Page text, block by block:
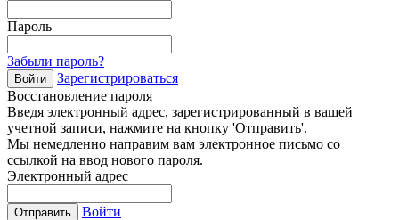
Пароль
Забыли пароль?
Войти
Зарегистрироваться
Восстановление пароля
Введя электронный адрес, зарегистрированный в вашей
учетной записи, нажмите на кнопку 'Отправить'.
Мы немедленно направим вам электронное письмо со
ссылкой на ввод нового пароля.
Электронный адрес
Отправить
Войти